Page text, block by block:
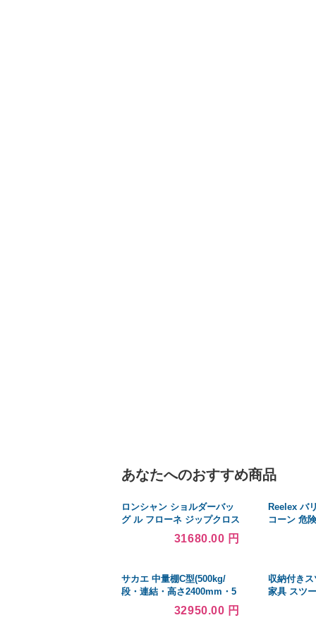
あなたへのおすすめ商品
ロンシャン ショルダーバッ
グ ル フローネ ジップクロス
ボディバッグ Mサイズ
10140 021 017
31680.00 円
Reelex バ
コーン 危
サカエ 中量棚C型(500kg/
段・連結・高さ2400mm・5
段タイプ) C3555R
32950.00 円
収納付き
家具 スツ